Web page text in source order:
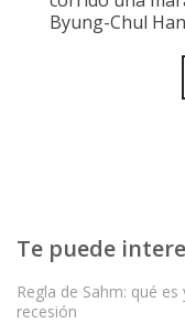
Byung-Chul
Te puede
Regla de Sahm: qué
recesión